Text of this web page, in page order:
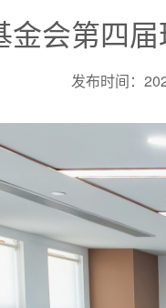
会第四
发布时间：